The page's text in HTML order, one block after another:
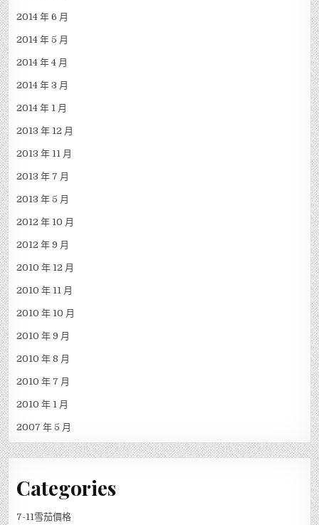
2014 年 6 月
2014 年 5 月
2014 年 4 月
2014 年 3 月
2014 年 1 月
2013 年 12 月
2013 年 11 月
2013 年 7 月
2013 年 5 月
2012 年 10 月
2012 年 9 月
2010 年 12 月
2010 年 11 月
2010 年 10 月
2010 年 9 月
2010 年 8 月
2010 年 7 月
2010 年 1 月
2007 年 5 月
Categories
7-11雪茄價格